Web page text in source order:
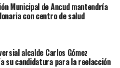
Municipal de Ancud mantendría
con centro de salud
alcalde Carlos Gómez
su candidatura para la reelacción